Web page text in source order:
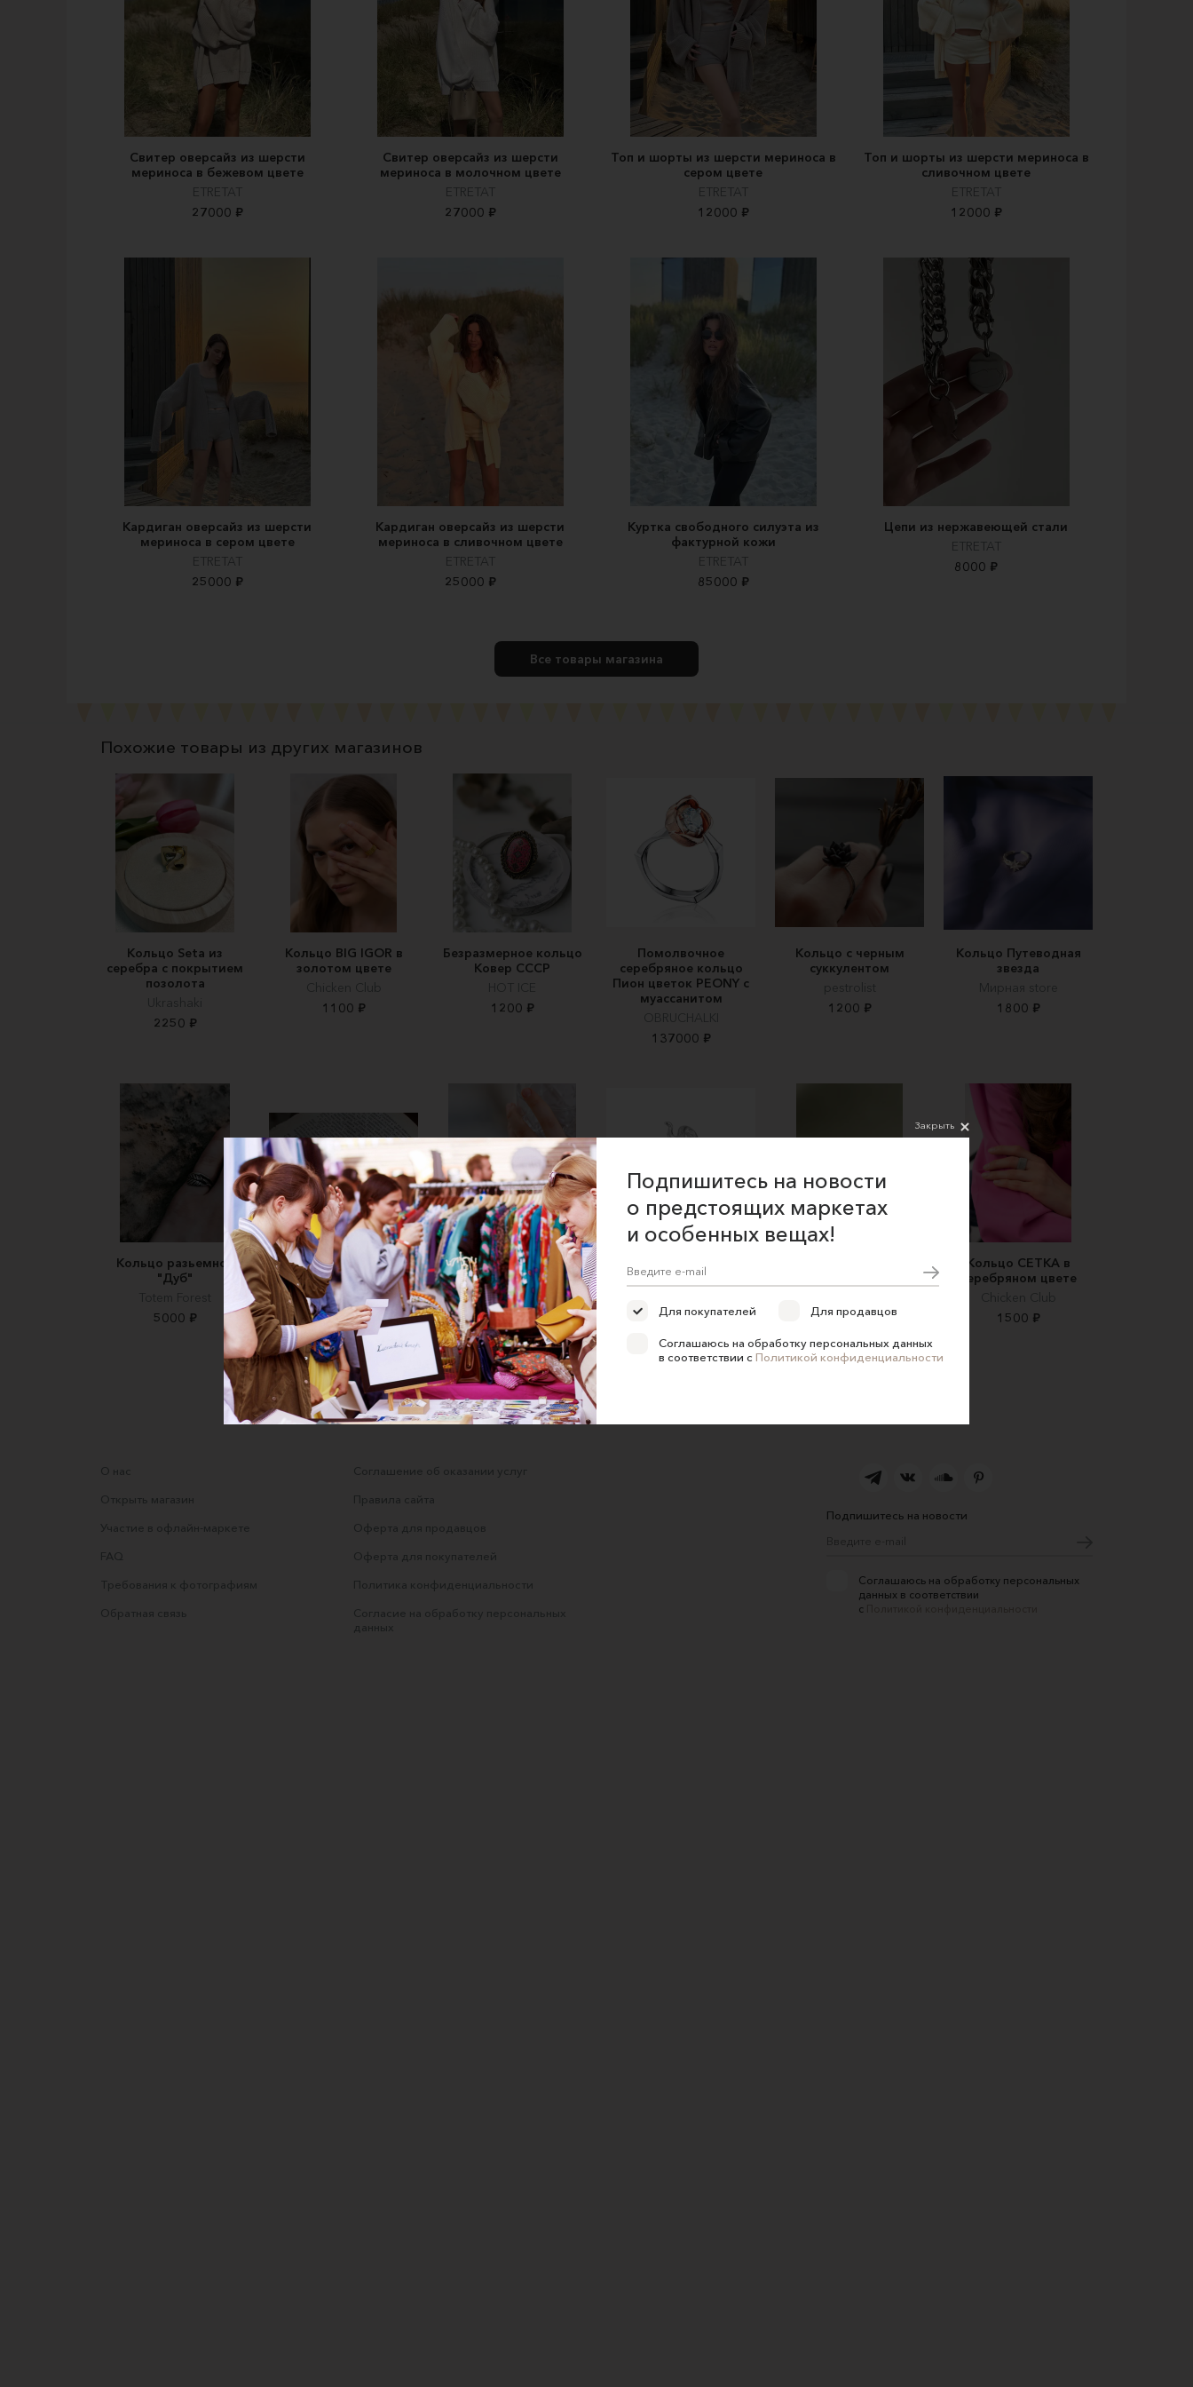
Свитер оверсайз из шерсти
мериноса в бежевом цвете
ETRETAT
27000 ₽
Свитер оверсайз из шерсти
мериноса в молочном цвете
ETRETAT
27000 ₽
Топ и шорты из шерсти мериноса в
сером цвете
ETRETAT
12000 ₽
Топ и шорты из шерсти мериноса в
сливочном цвете
ETRETAT
12000 ₽
Кардиган оверсайз из шерсти
мериноса в сером цвете
ETRETAT
25000 ₽
Кардиган оверсайз из шерсти
мериноса в сливочном цвете
ETRETAT
25000 ₽
Куртка свободного силуэта из
фактурной кожи
ETRETAT
85000 ₽
Цепи из нержавеющей стали
ETRETAT
8000 ₽
Все товары магазина
Похожие товары из других магазинов
Кольцо Seta из
серебра с покрытием
позолота
Ukrashaki
2250 ₽
Кольцо BIG IGOR в
золотом цвете
Chicken Club
1100 ₽
Безразмерное кольцо
Ковер СССР
HOT ICE
1200 ₽
Помолвочное
серебряное кольцо
Пион цветок PEONY с
муассанитом
OBRUCHALKI
137000 ₽
Кольцо с черным
суккулентом
pestrolist
1200 ₽
Кольцо Путеводная
звезда
Мирная store
1800 ₽
Кольцо разьемное
"Дуб"
Totem Forest
5000 ₽
Кольцо широкое с
вашей гравировкой
Kate Kraft Jewelry
18000 ₽
Серебряное кольцо
Double Round Gritty
Bismarckshop
6700 ₽
Кольцо «Змея»
Античная устойчивое
Audéo jewelry
4000 ₽
Кольцо СЕТКА в
серебряном цвете
Chicken Club
1500 ₽
О нас
Открыть магазин
Участие в офлайн-маркете
FAQ
Требования к фотографиям
Обратная связь
Соглашение об оказании услуг
Правила сайта
Оферта для продавцов
Оферта для покупателей
Политика конфиденциальности
Согласие на обработку персональных
данных
Подпишитесь на новости
Соглашаюсь на обработку персональных
данных в соответствии
с
Закрыть
Подпишитесь на новости
о предстоящих маркетах
и особенных вещах!
Для покупателей Для продавцов
Соглашаюсь на обработку персональных данных
в соответствии с Политикой конфиденциальности